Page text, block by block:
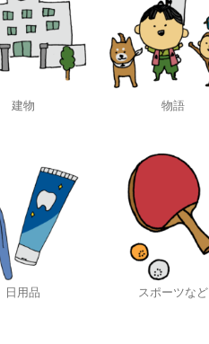
建物 物語
日用品 スポーツなど